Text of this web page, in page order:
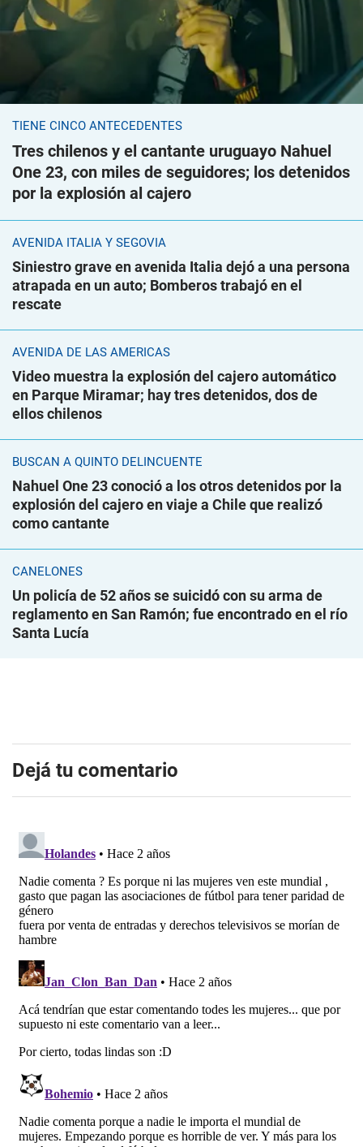
TIENE CINCO ANTECEDENTES
Tres chilenos y el cantante uruguayo Nahuel
One 23, con miles de seguidores; los detenidos
por la explosión al cajero
AVENIDA ITALIA Y SEGOVIA
Siniestro grave en avenida Italia dejó a una persona
atrapada en un auto; Bomberos trabajó en el
rescate
AVENIDA DE LAS AMÉRICAS
Video muestra la explosión del cajero automático
en Parque Miramar; hay tres detenidos, dos de
ellos chilenos
BUSCAN A QUINTO DELINCUENTE
Nahuel One 23 conoció a los otros detenidos por la
explosión del cajero en viaje a Chile que realizó
como cantante
CANELONES
Un policía de 52 años se suicidó con su arma de
reglamento en San Ramón; fue encontrado en el río
Santa Lucía
Dejá tu comentario